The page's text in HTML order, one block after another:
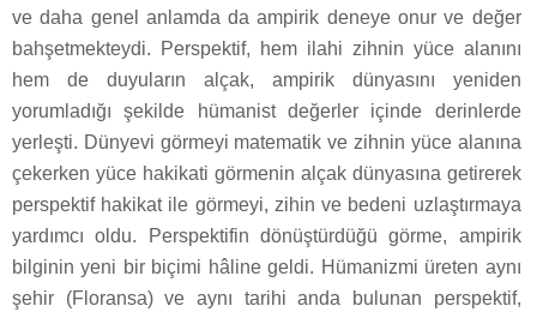
ve daha genel anlamda da ampirik deneye onur ve değer
bahşetmekteydi. Perspektif, hem ilahi zihnin yüce alanını
hem de duyuların alçak, ampirik dünyasını yeniden
yorumladığı şekilde hümanist değerler içinde derinlerde
yerleşti. Dünyevi görmeyi matematik ve zihnin yüce alanına
çekerken yüce hakikati görmenin alçak dünyasına getirerek
perspektif hakikat ile görmeyi, zihin ve bedeni uzlaştırmaya
yardımcı oldu. Perspektifin dönüştürdüğü görme, ampirik
bilginin yeni bir biçimi hâline geldi. Hümanizmi üreten aynı
şehir (Floransa) ve aynı tarihi anda bulunan perspektif,